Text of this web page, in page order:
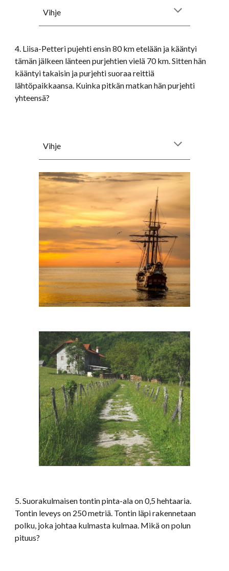
Vihje
4. Liisa-Petteri pujehti ensin 80 km etelään ja kääntyi
tämän jälkeen länteen purjehtien vielä 70 km. Sitten hän
kääntyi takaisin ja purjehti suoraa reittiä
lähtöpaikkaansa. Kuinka pitkän matkan hän purjehti
yhteensä?
Vihje
5. Suorakulmaisen tontin pinta-ala on 0,5 hehtaaria.
Tontin leveys on 250 metriä. Tontin läpi rakennetaan
polku, joka johtaa kulmasta kulmaa. Mikä on polun
pituus?